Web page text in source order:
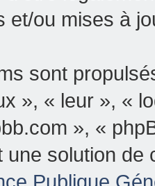
et/ou mises à
sont
», « leur », «
», «
une solution de